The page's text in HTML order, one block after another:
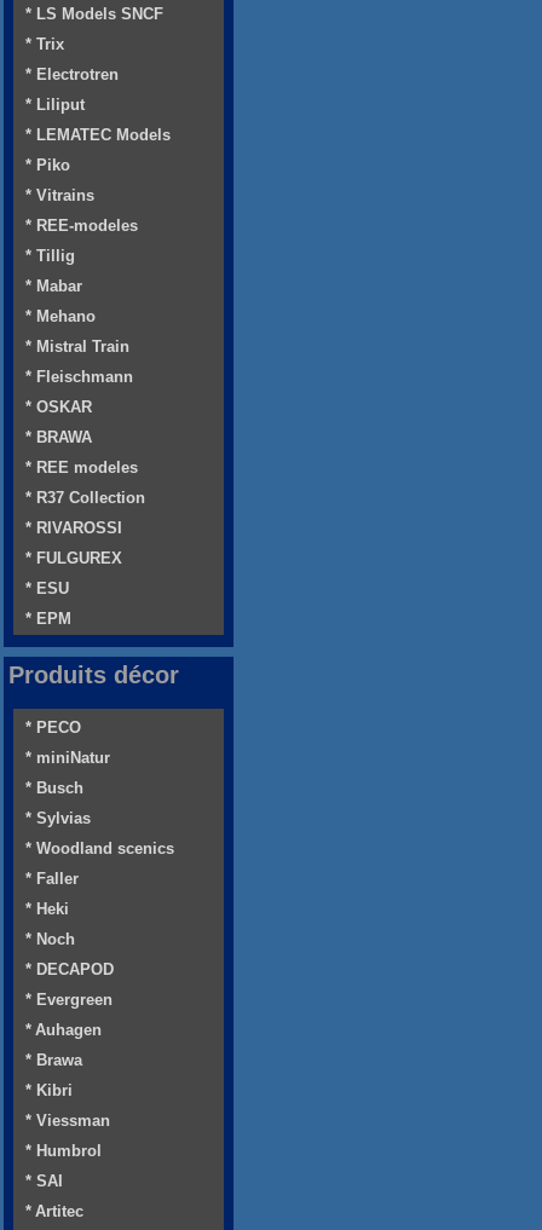
* LS Models SNCF
* Trix
* Electrotren
* Liliput
* LEMATEC Models
* Piko
* Vitrains
* REE-modeles
* Tillig
* Mabar
* Mehano
* Mistral Train
* Fleischmann
* OSKAR
* BRAWA
* REE modeles
* R37 Collection
* RIVAROSSI
* FULGUREX
* ESU
* EPM
Produits décor
* PECO
* miniNatur
* Busch
* Sylvias
* Woodland scenics
* Faller
* Heki
* Noch
* DECAPOD
* Evergreen
* Auhagen
* Brawa
* Kibri
* Viessman
* Humbrol
* SAI
* Artitec